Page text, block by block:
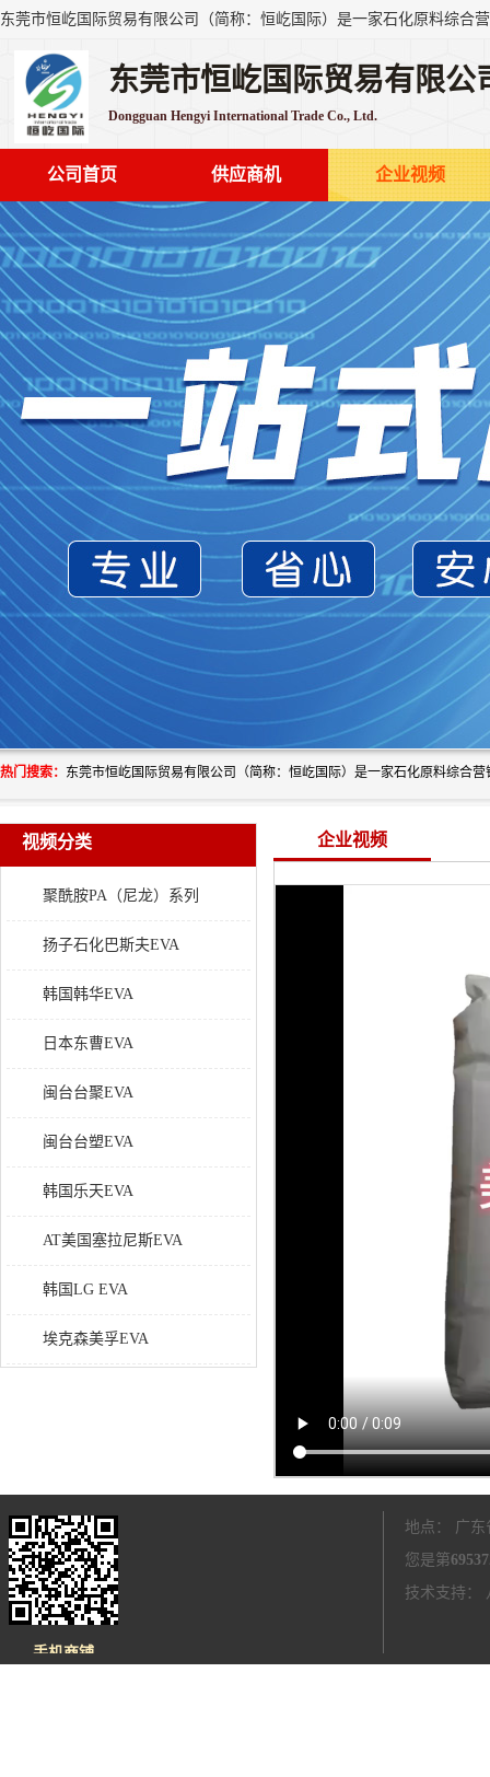
东莞市恒屹国际贸易有限公
Dongguan Hengyi International Trade Co., Ltd.
公司首页 供应商机 企业视频
热门搜索：
视频分类
聚酰胺PA（尼龙）系列
扬子石化巴斯夫EVA
韩国韩华EVA
日本东曹EVA
闽台台聚EVA
闽台台塑EVA
韩国乐天EVA
AT美国塞拉尼斯EVA
韩国LG EVA
埃克森美孚EVA
企业视频
手机商铺
地点： 广
您是第
技术支持：